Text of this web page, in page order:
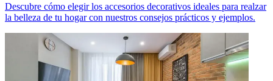
Descubre cómo elegir los accesorios decorativos ideales para realzar
la belleza de tu hogar con nuestros consejos prácticos y ejemplos.